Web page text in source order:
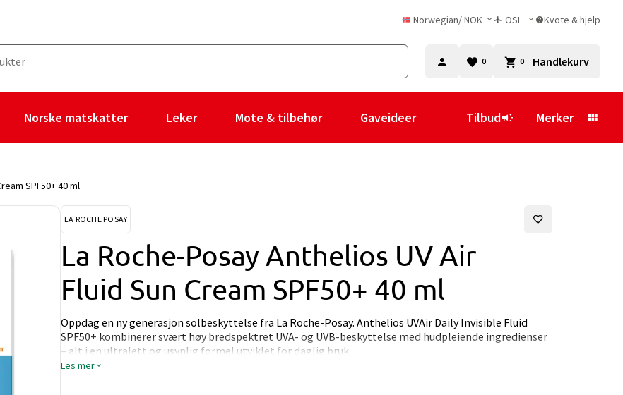
Norwegian/NOK OSL Kvote & hjelp
0 0 Handlekurv
Norske matskatter Leker Mote & tilbehør Gaveideer Tilbud Merker
SPF50+ 40 ml
LA ROCHE POSAY
La Roche-Posay Anthelios UV Air
Fluid Sun Cream SPF50+ 40 ml
Oppdag en ny generasjon solbeskyttelse fra La Roche-Posay. Anthelios UVAir Daily Invisible Fluid
SPF50+ kombinerer svært høy bredspektret UVA- og UVB-beskyttelse med hudpleiende ingredienser
– alt i en ultralett og usynlig formel utviklet for daglig bruk.
Den innovative UVAir-teknologien gir et vektløst resultat uten fettete finish, mens den unike Zero-
Les mer